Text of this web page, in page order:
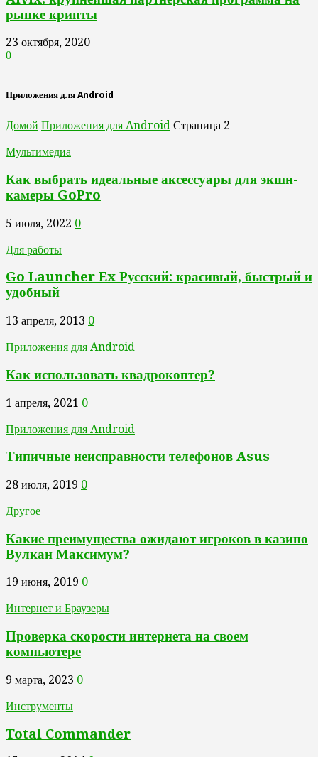
рынке крипты
23 октября, 2020
0
Приложения для Android
Домой Приложения для Android Страница 2
Мультимедиа
Как выбрать идеальные аксессуары для экшн-
камеры GoPro
5 июля, 2022 0
Для работы
Go Launcher Ex Русский: красивый, быстрый и
удобный
13 апреля, 2013 0
Приложения для Android
Как использовать квадрокоптер?
1 апреля, 2021 0
Приложения для Android
Типичные неисправности телефонов Asus
28 июля, 2019 0
Другое
Какие преимущества ожидают игроков в казино
Вулкан Максимум?
19 июня, 2019 0
Интернет и Браузеры
Проверка скорости интернета на своем
компьютере
9 марта, 2023 0
Инструменты
Total Commander